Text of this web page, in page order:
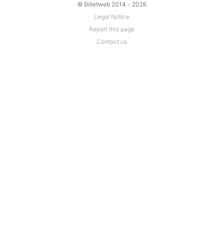
© Billetweb 2014 - 2026
Legal Notice
Report this page
Contact us